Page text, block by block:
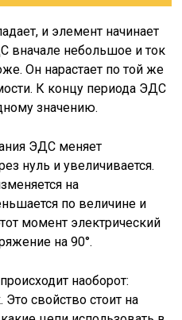
и элемент начинает
вначале небольшое и ток
Он нарастает по той же
К концу периода ЭДС
значению.
ЭДС меняет
нуль и увеличивается.
на
по величине и
момент электрический
на 90°.
наоборот:
свойство стоит на